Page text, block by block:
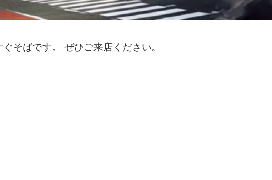
そばです。 ぜひご来店ください。